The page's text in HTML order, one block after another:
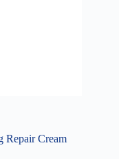
Cream